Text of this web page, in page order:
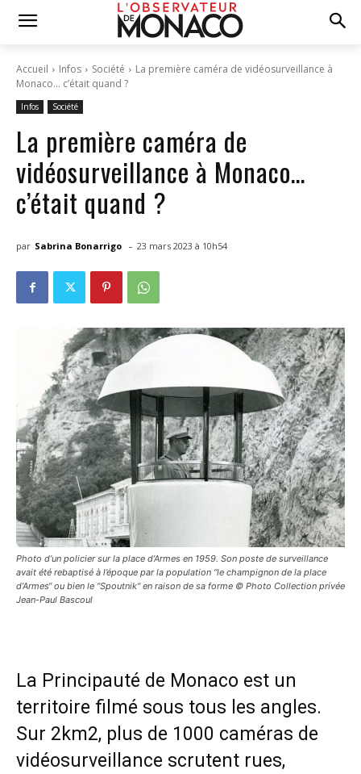
Accueil Infos Société
La première caméra de vidéosurveillance à
Monaco… c’était quand ?
Infos Société
La première caméra de
vidéosurveillance à Monaco…
c’était quand ?
par Sabrina Bonarrigo - 23 mars 2023 à 10h54
Photo d’un policier sur la place d’Armes en 1959. Son poste de surveillance
avait été rebaptisé à l’époque par la population “le champignon de la place
d’Armes“ ou bien le “Spoutnik“ en raison de sa forme © Photo Collection privée
Jean-Paul Bascoul
La Principauté de Monaco est un
territoire filmé sous tous les angles.
Sur 2km2, plus de 1000 caméras de
vidéosurveillance scrutent rues,